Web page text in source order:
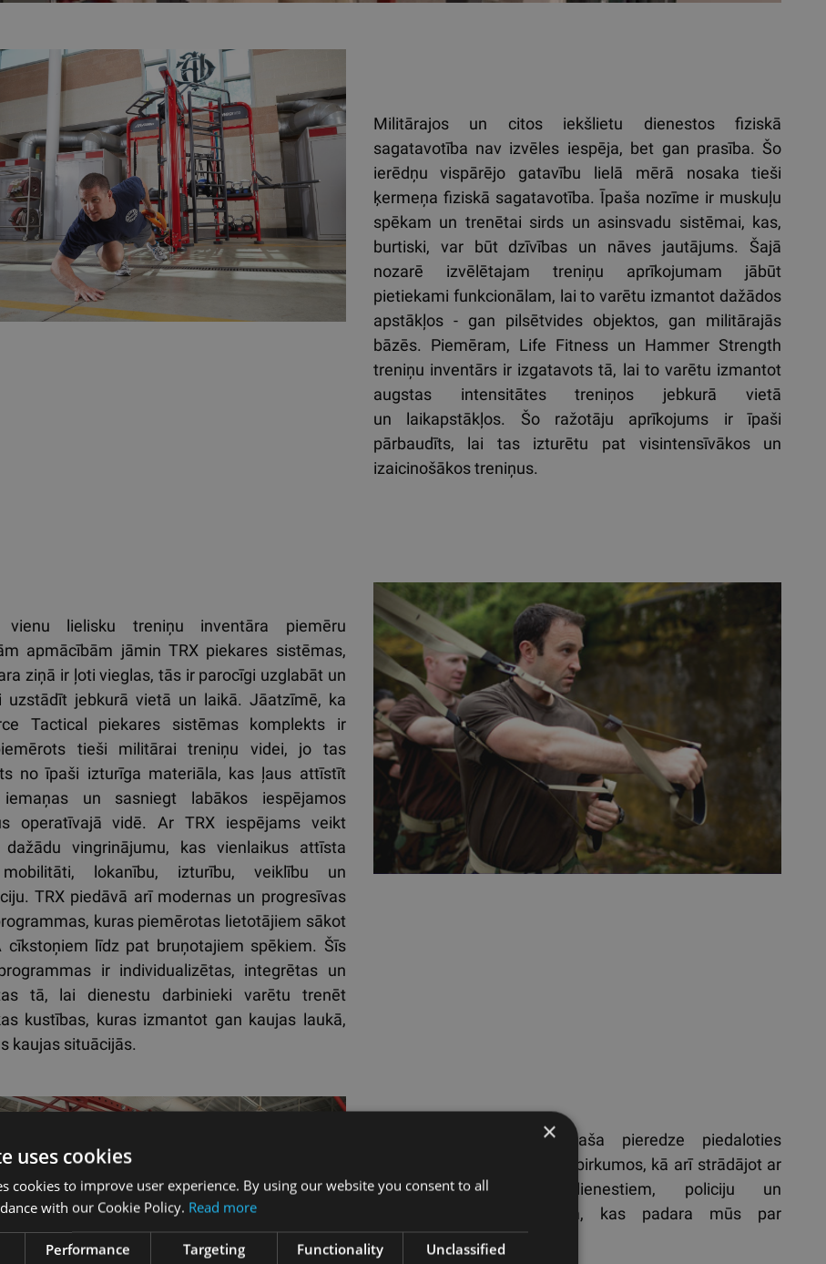
Militārajos un citos iekšlietu dienestos fiziskā
sagatavotība nav izvēles iespēja, bet gan prasība. Šo
ierēdņu vispārējo gatavību lielā mērā nosaka tieši
ķermeņa fiziskā sagatavotība. Īpaša nozīme ir muskuļu
spēkam un trenētai sirds un asinsvadu sistēmai, kas,
burtiski, var būt dzīvības un nāves jautājums. Šajā
nozarē izvēlētajam treniņu aprīkojumam jābūt
pietiekami funkcionālam, lai to varētu izmantot dažādos
apstākļos - gan pilsētvides objektos, gan militārajās
bāzēs. Piemēram, Life Fitness un Hammer Strength
treniņu inventārs ir izgatavots tā, lai to varētu izmantot
augstas intensitātes treniņos jebkurā vietā
un laikapstākļos. Šo ražotāju aprīkojums ir īpaši
pārbaudīts, lai tas izturētu pat visintensīvākos un
izaicinošākos treniņus.
lielisku treniņu inventāra piemēru
apmācībām jāmin TRX piekares sistēmas,
ziņā ir ļoti vieglas, tās ir parocīgi uzglabāt un
uzstādīt jebkurā vietā un laikā. Jāatzīmē, ka
Tactical piekares sistēmas komplekts ir
tieši militārai treniņu videi, jo tas
no īpaši izturīga materiāla, kas ļaus attīstīt
un sasniegt labākos iespējamos
operatīvajā vidē. Ar TRX iespējams veikt
dažādu vingrinājumu, kas vienlaikus attīsta
lokanību, izturību, veiklību un
TRX piedāvā arī modernas un progresīvas
kuras piemērotas lietotājiem sākot
cīkstoņiem līdz pat bruņotajiem spēkiem. Šīs
ir individualizētas, integrētas un
tā, lai dienestu darbinieki varētu trenēt
kustības, kuras izmantot gan kaujas laukā,
kaujas situācijās.
Gfitness komandai ir plaša pieredze piedaloties
konkursos un publiskajos iepirkumos, kā arī strādājot ar
armiju, aizsardzības dienestiem, policiju un
ugunsdzēsības dienestiem, kas padara mūs par
uzticamu un zinošu partneri.
×
uses cookies
cookies to improve user experience. By using our website you consent to all
with our Cookie Policy. Read more
Performance Targeting Functionality Unclassified